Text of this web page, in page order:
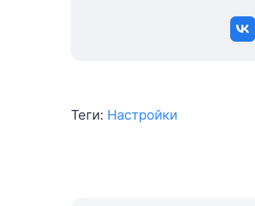
Теги: Настройки